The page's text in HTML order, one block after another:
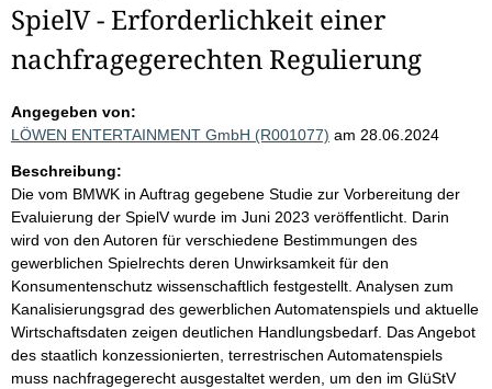
SpielV - Erforderlichkeit einer
nachfragegerechten Regulierung
Angegeben von:
LÖWEN ENTERTAINMENT GmbH (R001077) am 28.06.2024
Beschreibung:
Die vom BMWK in Auftrag gegebene Studie zur Vorbereitung der
Evaluierung der SpielV wurde im Juni 2023 veröffentlicht. Darin
wird von den Autoren für verschiedene Bestimmungen des
gewerblichen Spielrechts deren Unwirksamkeit für den
Konsumentenschutz wissenschaftlich festgestellt. Analysen zum
Kanalisierungsgrad des gewerblichen Automatenspiels und aktuelle
Wirtschaftsdaten zeigen deutlichen Handlungsbedarf. Das Angebot
des staatlich konzessionierten, terrestrischen Automatenspiels
muss nachfragegerecht ausgestaltet werden, um den im GlüStV